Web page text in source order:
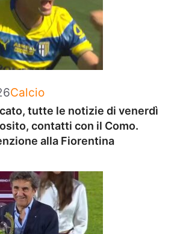
Categorie
Calcio
tutte le notizie di venerdì
contatti con il Como.
alla Fiorentina